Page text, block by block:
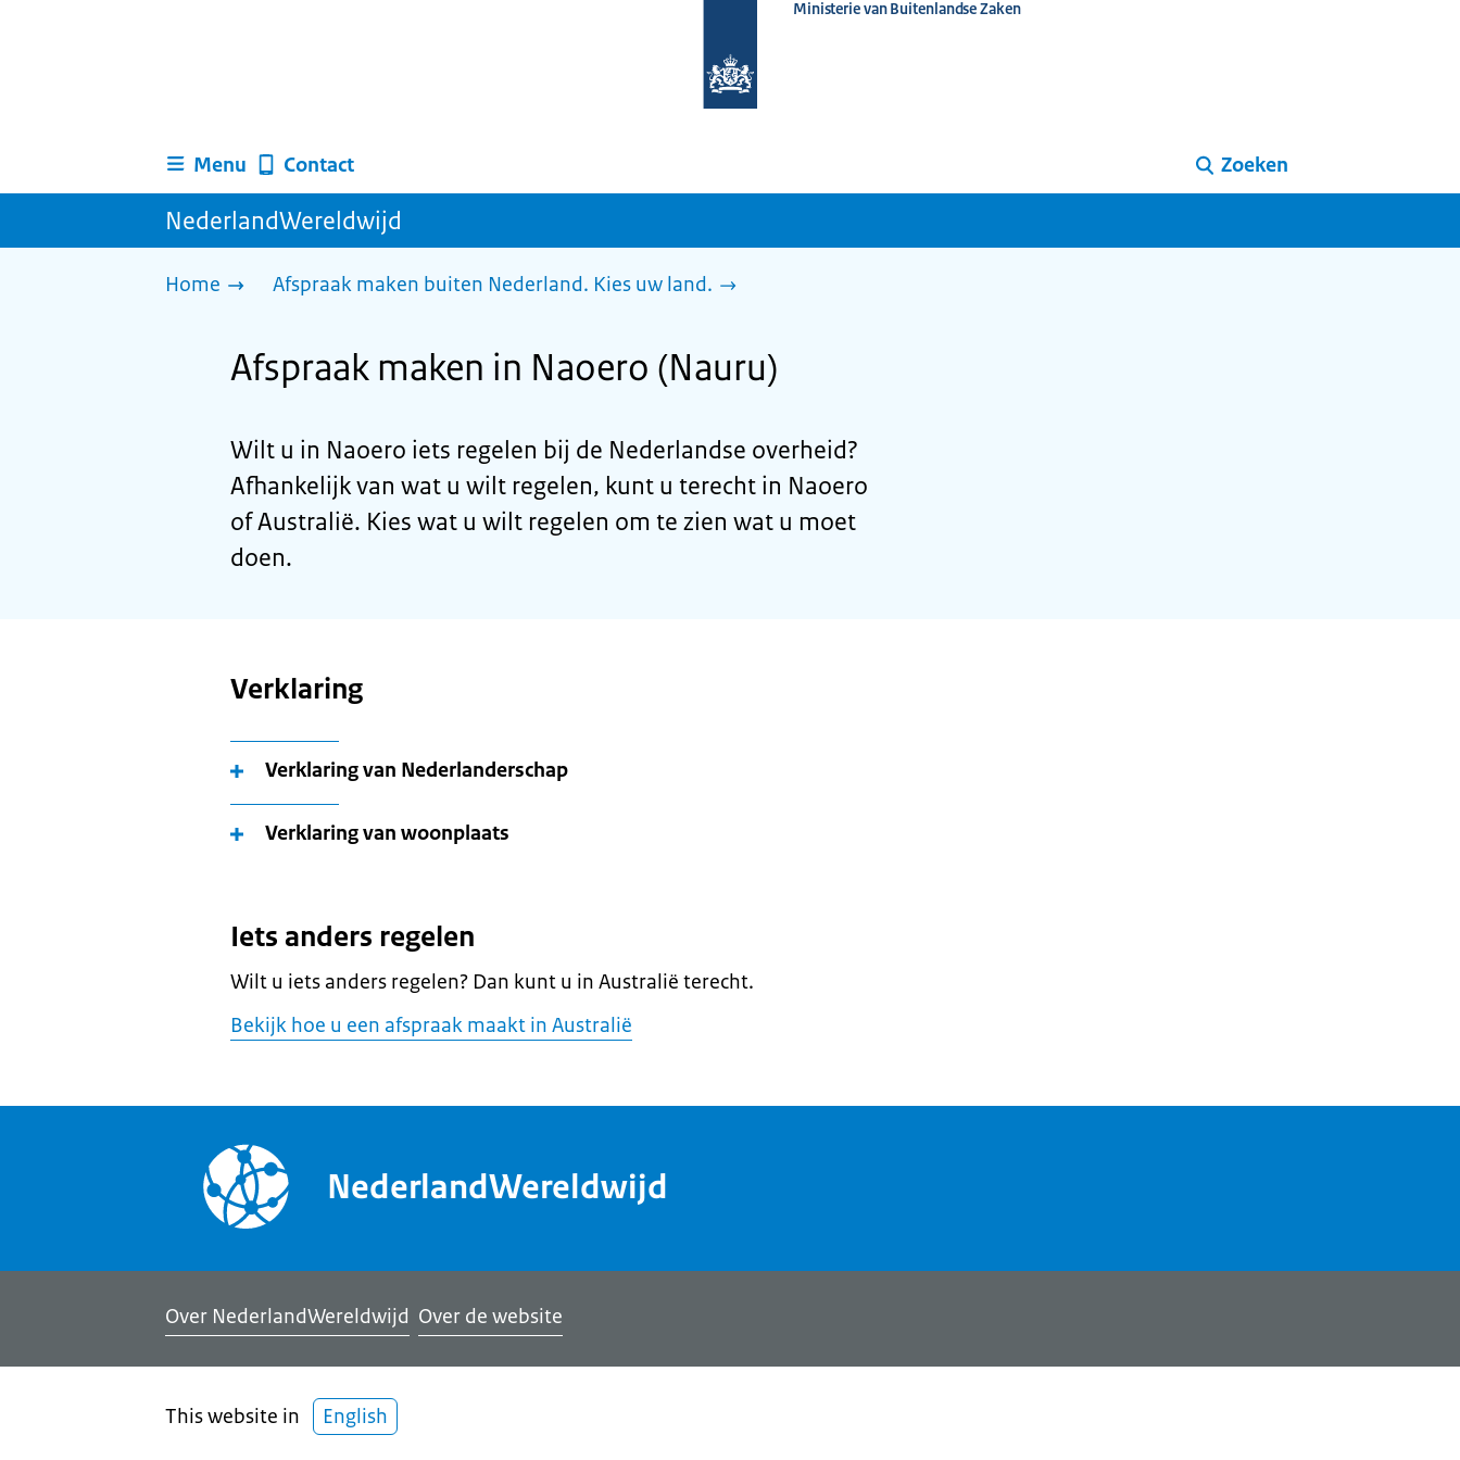
homepage
Ministerie van Buitenlandse Zaken
Menu Contact Zoeken
NederlandWereldwijd
Home Afspraak maken buiten Nederland. Kies uw land.
Afspraak maken in Naoero (Nauru)
Wilt u in Naoero iets regelen bij de Nederlandse overheid?
Afhankelijk van wat u wilt regelen, kunt u terecht in Naoero
of Australië. Kies wat u wilt regelen om te zien wat u moet
doen.
Verklaring
Verklaring van Nederlanderschap
Verklaring van woonplaats
Iets anders regelen
Wilt u iets anders regelen? Dan kunt u in Australië terecht.
Bekijk hoe u een afspraak maakt in Australië
NederlandWereldwijd
Over NederlandWereldwijd Over de website
This website in English